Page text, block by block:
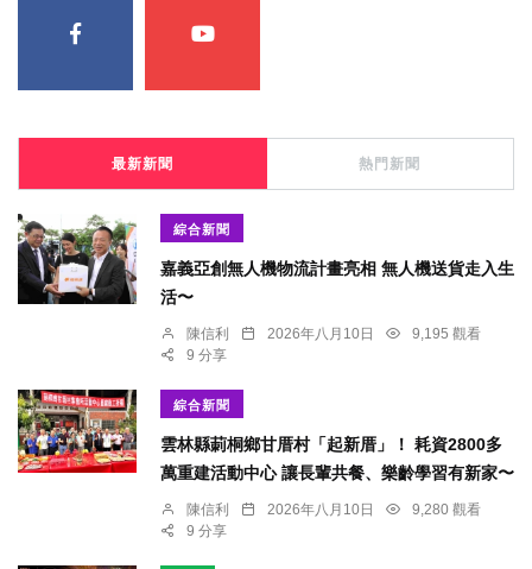
最新新聞 熱門新聞
綜合新聞
嘉義亞創無人機物流計畫亮相 無人機送貨走入生
活〜
陳信利 2026年八月10日
9,195 觀看
9 分享
綜合新聞
雲林縣莿桐鄉甘厝村「起新厝」！ 耗資2800多
萬重建活動中心 讓長輩共餐、樂齡學習有新家〜
陳信利 2026年八月10日
9,280 觀看
9 分享